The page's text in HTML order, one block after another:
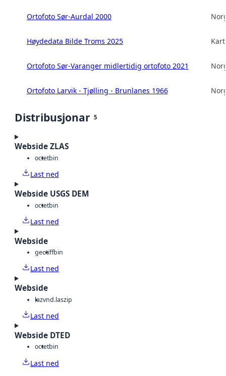
Ortofoto Sør-Aurdal 2000
Høydedata Bilde Troms 2025
Ortofoto Sør-Varanger midlertidig ortofoto 2021
Ortofoto Larvik - Tjølling - Brunlanes 1966
Distribusjonar 5
Webside ZLAS
octetbin
Last ned
Webside USGS DEM
octetbin
Last ned
Webside
geotiffbin
Last ned
Webside
lazvnd.laszip
Last ned
Webside DTED
octetbin
Last ned